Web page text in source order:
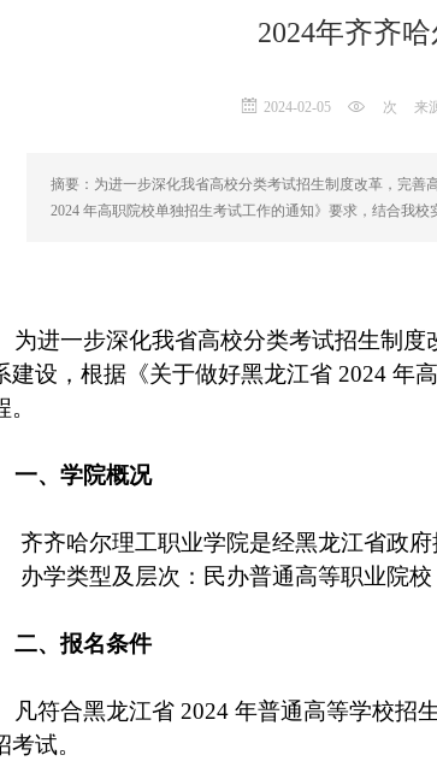
2024年齐齐
2024-02-05 次 来
摘要：为进一步深化我省高校分类考试招生制度改革，完
2024 年高职院校单独招生考试工作的通知》要求，结合我
为进一步深化我省高校分类考试招生制度
建设，根据《关于做好黑龙江省 2024 年
一、学院概况
齐齐哈尔理工职业学院是经黑龙江省政
办学类型及层次：民办普通高等职业院校
二、报名条件
凡符合黑龙江省 2024 年普通高等学校招
考试。